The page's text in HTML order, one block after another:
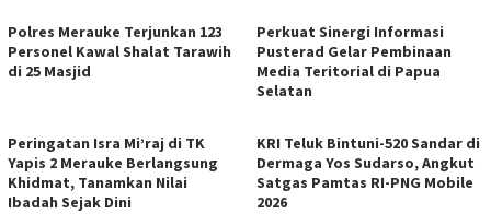
Polres Merauke Terjunkan 123
Personel Kawal Shalat Tarawih
di 25 Masjid
Perkuat Sinergi Informasi
Pusterad Gelar Pembinaan
Media Teritorial di Papua
Selatan
Peringatan Isra Mi’raj di TK
Yapis 2 Merauke Berlangsung
Khidmat, Tanamkan Nilai
Ibadah Sejak Dini
KRI Teluk Bintuni-520 Sandar di
Dermaga Yos Sudarso, Angkut
Satgas Pamtas RI-PNG Mobile
2026